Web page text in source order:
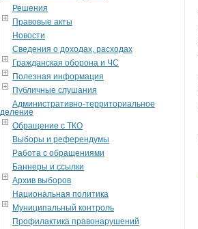
Решения
Правовые акты
Новости
Сведения о доходах, расходах
Гражданская оборона и ЧС
Полезная информация
Публичные слушания
Административно-территориальное
деление
Обращение с ТКО
Выборы и референдумы
Работа с обращениями
Баннеры и ссылки
Архив выборов
Национальная политика
Муниципальный контроль
Профилактика правонарушений